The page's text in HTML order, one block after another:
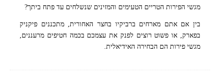
מגשי הפירות הטריים הטעימים והמזינים שנשלחים עד פתח ביתך?
בין אם אתם מארחים ברביקיו בחצר האחורית, מתכננים פיקניק
בפארק, או פשוט רוצים לפנק את עצמכם בכמה חטיפים מרעננים,
מגשי פירות הם הבחירה האידיאלית.